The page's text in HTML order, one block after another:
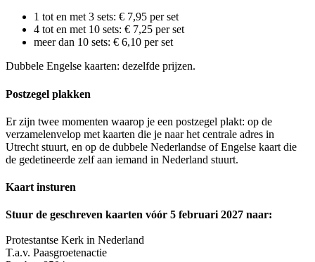
1 tot en met 3 sets: € 7,95 per set
4 tot en met 10 sets: € 7,25 per set
meer dan 10 sets: € 6,10 per set
Dubbele Engelse kaarten: dezelfde prijzen.
Postzegel plakken
Er zijn twee momenten waarop je een postzegel plakt: op de
verzamelenvelop met kaarten die je naar het centrale adres in
Utrecht stuurt, en op de dubbele Nederlandse of Engelse kaart die
de gedetineerde zelf aan iemand in Nederland stuurt.
Kaart insturen
Stuur de geschreven kaarten vóór 5 februari 2027 naar:
Protestantse Kerk in Nederland
T.a.v. Paasgroetenactie